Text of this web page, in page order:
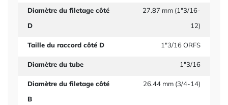
Diamètre du filetage côté
D
27.87 mm (1"3/16-
12)
Taille du raccord côté D 1"3/16 ORFS
Diamètre du tube 1"3/16
Diamètre du filetage côté
B
26.44 mm (3/4-14)